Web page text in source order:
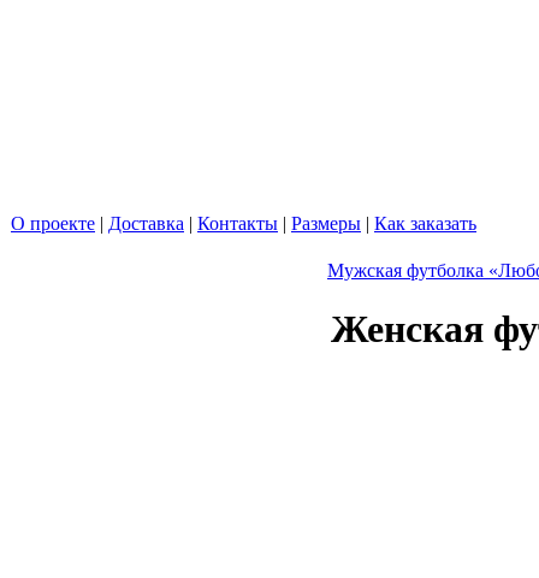
О проекте | Доставка | Контакты | Размеры | Как заказать
Мужская футболка
Женская